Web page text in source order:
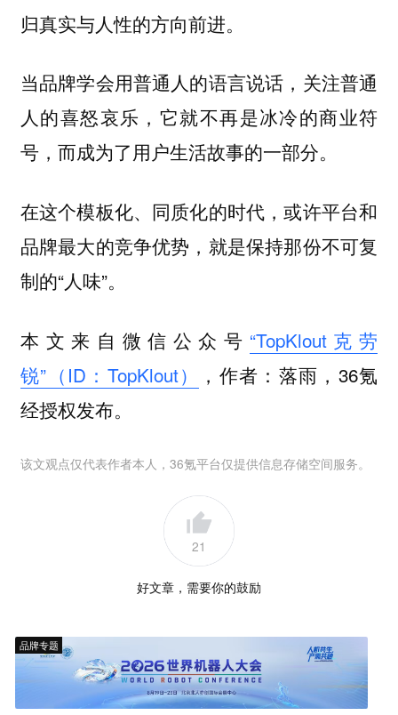
归真实与人性的方向前进。
当品牌学会用普通人的语言说话，关注普通
人的喜怒哀乐，它就不再是冰冷的商业符
号，而成为了用户生活故事的一部分。
在这个模板化、同质化的时代，或许平台和
品牌最大的竞争优势，就是保持那份不可复
制的“人味”。
本文来自微信公众号 “TopKlout克劳
锐”（ID：TopKlout）
，作者：落雨，36氪
经授权发布。
该文观点仅代表作者本人，36氪平台仅提供信息存储空间服务。
21
好文章，需要你的鼓励
品牌专题